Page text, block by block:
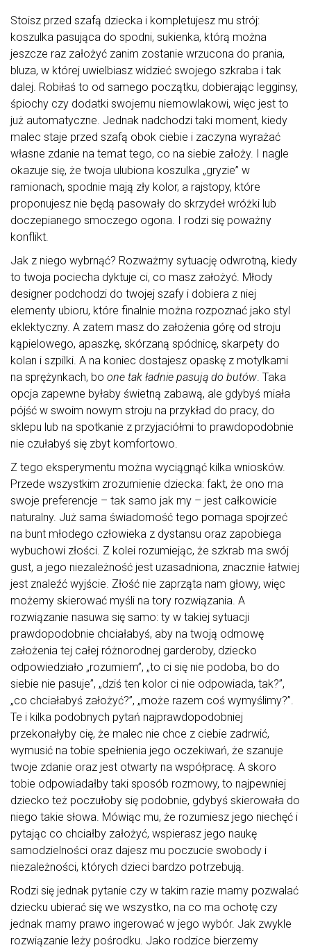
Stoisz przed szafą dziecka i kompletujesz mu strój:
koszulka pasująca do spodni, sukienka, którą można
jeszcze raz założyć zanim zostanie wrzucona do prania,
bluza, w której uwielbiasz widzieć swojego szkraba i tak
dalej. Robiłaś to od samego początku, dobierając legginsy,
śpiochy czy dodatki swojemu niemowlakowi, więc jest to
już automatyczne. Jednak nadchodzi taki moment, kiedy
malec staje przed szafą obok ciebie i zaczyna wyrażać
własne zdanie na temat tego, co na siebie założy. I nagle
okazuje się, że twoja ulubiona koszulka „gryzie” w
ramionach, spodnie mają zły kolor, a rajstopy, które
proponujesz nie będą pasowały do skrzydeł wróżki lub
doczepianego smoczego ogona. I rodzi się poważny
konflikt.
Jak z niego wybrnąć? Rozważmy sytuację odwrotną, kiedy
to twoja pociecha dyktuje ci, co masz założyć. Młody
designer podchodzi do twojej szafy i dobiera z niej
elementy ubioru, które finalnie można rozpoznać jako styl
eklektyczny. A zatem masz do założenia górę od stroju
kąpielowego, apaszkę, skórzaną spódnicę, skarpety do
kolan i szpilki. A na koniec dostajesz opaskę z motylkami
na sprężynkach, bo one tak ładnie pasują do butów . Taka
opcja zapewne byłaby świetną zabawą, ale gdybyś miała
pójść w swoim nowym stroju na przykład do pracy, do
sklepu lub na spotkanie z przyjaciółmi to prawdopodobnie
nie czułabyś się zbyt komfortowo.
Z tego eksperymentu można wyciągnąć kilka wniosków.
Przede wszystkim zrozumienie dziecka: fakt, że ono ma
swoje preferencje – tak samo jak my – jest całkowicie
naturalny. Już sama świadomość tego pomaga spojrzeć
na bunt młodego człowieka z dystansu oraz zapobiega
wybuchowi złości. Z kolei rozumiejąc, że szkrab ma swój
gust, a jego niezależność jest uzasadniona, znacznie łatwiej
jest znaleźć wyjście. Złość nie zaprząta nam głowy, więc
możemy skierować myśli na tory rozwiązania. A
rozwiązanie nasuwa się samo: ty w takiej sytuacji
prawdopodobnie chciałabyś, aby na twoją odmowę
założenia tej całej różnorodnej garderoby, dziecko
odpowiedziało „rozumiem”, „to ci się nie podoba, bo do
siebie nie pasuje”, „dziś ten kolor ci nie odpowiada, tak?”,
„co chciałabyś założyć?”, „może razem coś wymyślimy?”.
Te i kilka podobnych pytań najprawdopodobniej
przekonałyby cię, że malec nie chce z ciebie zadrwić,
wymusić na tobie spełnienia jego oczekiwań, że szanuje
twoje zdanie oraz jest otwarty na współpracę. A skoro
tobie odpowiadałby taki sposób rozmowy, to najpewniej
dziecko też poczułoby się podobnie, gdybyś skierowała do
niego takie słowa. Mówiąc mu, że rozumiesz jego niechęć i
pytając co chciałby założyć, wspierasz jego naukę
samodzielności oraz dajesz mu poczucie swobody i
niezależności, których dzieci bardzo potrzebują.
Rodzi się jednak pytanie czy w takim razie mamy pozwalać
dziecku ubierać się we wszystko, na co ma ochotę czy
jednak mamy prawo ingerować w jego wybór. Jak zwykle
rozwiązanie leży pośrodku. Jako rodzice bierzemy